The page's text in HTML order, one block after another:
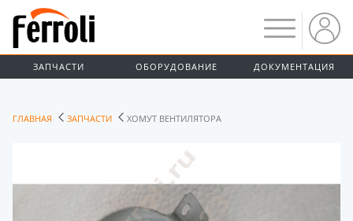
ЗАПЧАСТИ ОБОРУДОВАНИЕ ДОКУМЕНТАЦИЯ
ГЛАВНАЯ ЗАПЧАСТИ ХОМУТ ВЕНТИЛЯТОРА